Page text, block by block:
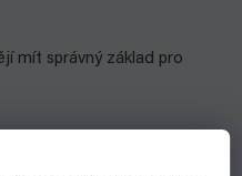
mít správný základ pro